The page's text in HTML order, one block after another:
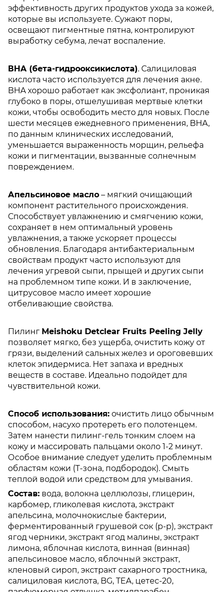
эффективность других продуктов ухода за кожей,
которые вы используете. Сужают поры,
освещают пигментные пятна, контролируют
выработку себума, лечат воспаление.
ВНА (бета-гидрооксикислота). Салициловая
кислота часто используется для лечения акне.
BHA хорошо работает как эксфолиант, проникая
глубоко в поры, отшелушивая мертвые клетки
кожи, чтобы освободить место для новых. После
шести месяцев ежедневного применения, BHA,
по данным клинических исследований,
уменьшается выраженность морщин, рельефа
кожи и пигментации, вызванные солнечным
повреждением.
Апельсиновое масло – мягкий очищающий
компонент растительного происхождения.
Способствует увлажнению и смягчению кожи,
сохраняет в нем оптимальный уровень
увлажнения, а также ускоряет процессы
обновления. Благодаря антибактериальным
свойствам продукт часто используют для
лечения угревой сыпи, прыщей и других сыпи
на проблемном типе кожи. И в заключение,
цитрусовое масло имеет хорошие
отбеливающие свойства.
Пилинг Meishoku Detclear Fruits Peeling Jelly
позволяет мягко, без ущерба, очистить кожу от
грязи, выделений сальных желез и ороговевших
клеток эпидермиса. Нет запаха и вредных
веществ в составе. Идеально подойдет для
чувствительной кожи.
Способ использования: очистить лицо обычным
способом, насухо протереть его полотенцем.
Затем нанести пилинг-гель тонким слоем на
кожу и массировать пальцами около 1-2 минут.
Особое внимание следует уделить проблемным
областям кожи (Т-зона, подбородок). Смыть
теплой водой или средством для умывания.
Состав: вода, волокна целлюлозы, глицерин,
карбомер, гликолевая кислота, экстракт
апельсина, молочнокислые бактерии,
ферментированный грушевой сок (р-р), экстракт
ягод черники, экстракт ягод малины, экстракт
лимона, яблочная кислота, винная (винная)
апельсиновое масло, яблочный экстракт,
кленовый сироп, экстракт сахарного тростника,
салициловая кислота, BG, TEA, цетес-20,